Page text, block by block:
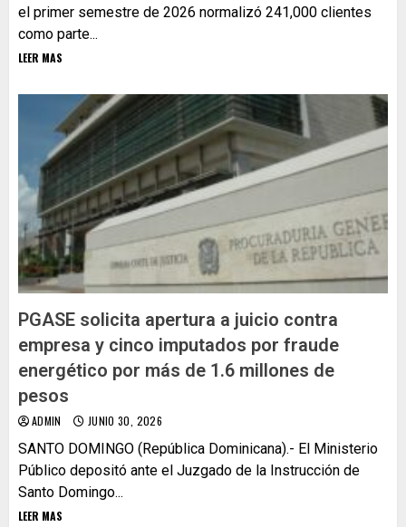
el primer semestre de 2026 normalizó 241,000 clientes
como parte...
LEER MAS
PGASE solicita apertura a juicio contra
empresa y cinco imputados por fraude
energético por más de 1.6 millones de
pesos
ADMIN JUNIO 30, 2026
SANTO DOMINGO (República Dominicana).- El Ministerio
Público depositó ante el Juzgado de la Instrucción de
Santo Domingo...
LEER MAS